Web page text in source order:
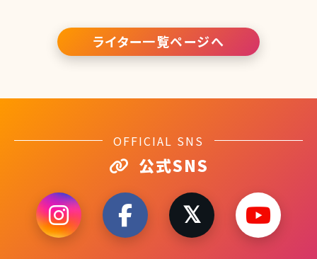
ライター一覧ページへ
OFFICIAL SNS
公式SNS